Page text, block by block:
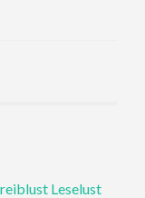
Leselust